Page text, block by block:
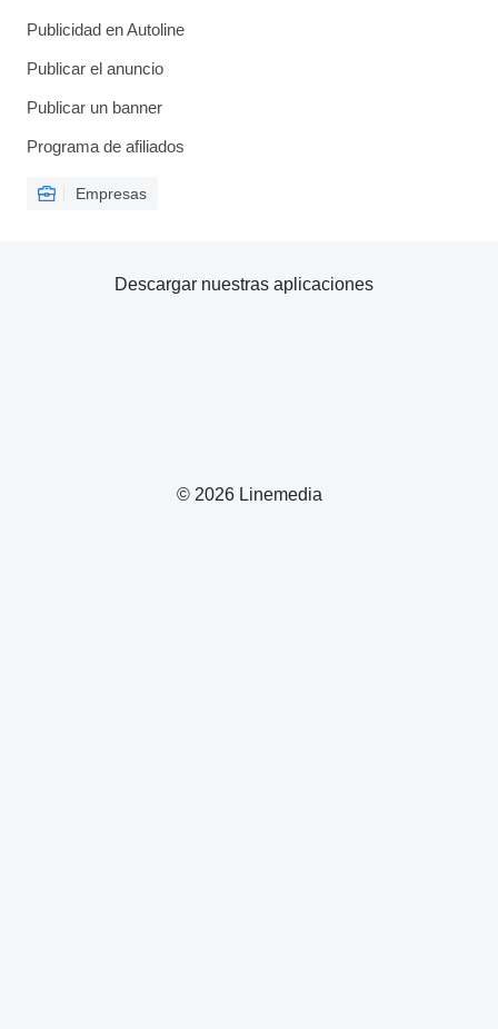
Publicidad en Autoline
Publicar el anuncio
Publicar un banner
Programa de afiliados
Empresas
© 2026 Linemedia
Descargar nuestras aplicaciones